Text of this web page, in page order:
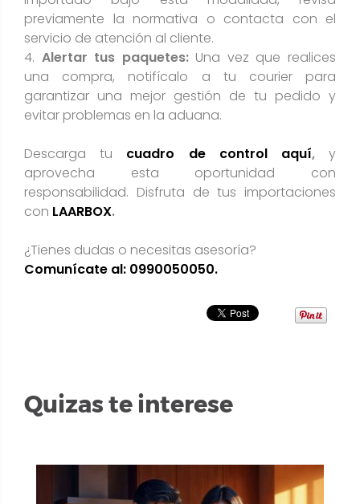
previamente la normativa o contacta con el
servicio de atención al cliente.
4. Alertar tus paquetes:Una vez que realices
una compra, notifícalo a tu courier para
garantizar una mejor gestión de tu pedido y
evitar problemas en la aduana.
Descarga tu cuadro de control aquí,y
aprovecha esta oportunidad con
responsabilidad. Disfruta de tus importaciones
con LAARBOX.
¿Tienes dudas o necesitas asesoría?
Comunícate al: 0990050050.
Quizas te interese